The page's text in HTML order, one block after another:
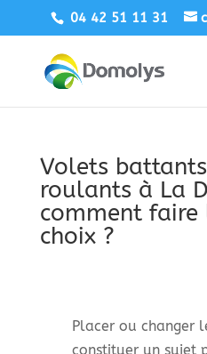
04 42 51 11 31
Volets
roulants à La
comment
choix ?
Placer ou changer
constituer un sujet